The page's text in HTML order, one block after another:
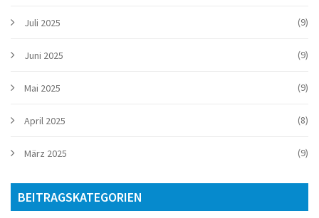
Juli 2025 (9)
Juni 2025 (9)
Mai 2025 (9)
April 2025 (8)
März 2025 (9)
BEITRAGSKATEGORIEN